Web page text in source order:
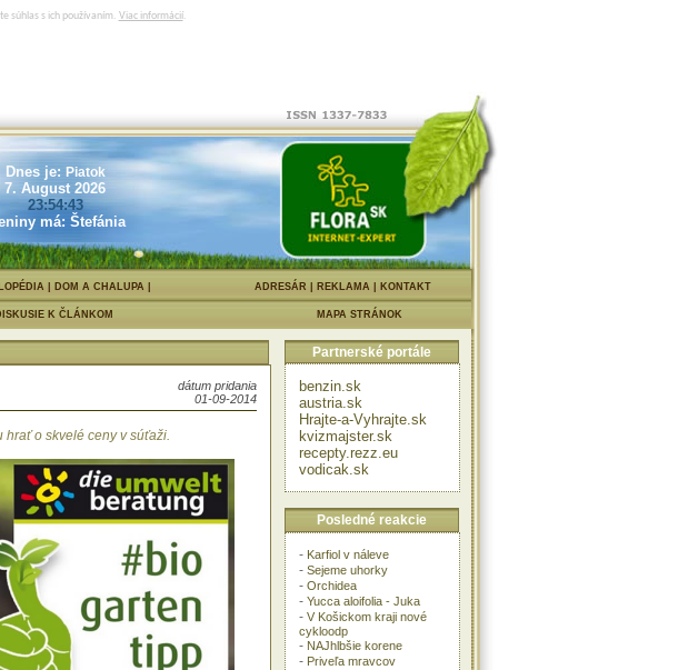
súhlas s ich používaním. Viac informácií.
Dnes je: Piatok
7. August 2026
23:54:44
má: Štefánia
DOM A CHALUPA ADRESÁR REKLAMA KONTAKT
K ČLÁNKOM MAPA STRÁNOK
dátum pridania
01-09-2014
o skvelé ceny v súťaži.
Partnerské portále
benzin.sk
austria.sk
Hrajte-a-Vyhrajte.sk
kvizmajster.sk
recepty.rezz.eu
vodicak.sk
Posledné reakcie
- Karfiol v náleve
- Sejeme uhorky
- Orchidea
- Yucca aloifolia - Juka
- V Košickom kraji nové
cykloodp
- NAJhlbšie korene
- Priveľa mravcov